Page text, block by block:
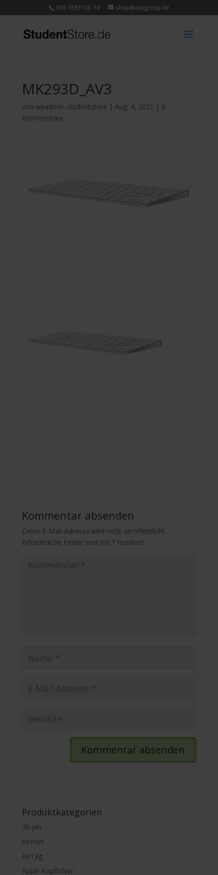
089 1893130-10 shop@acsgroup.de
MK293D_AV3
von wpadmin-studentstore | Aug. 4, 2021 | 0
Kommentare
Kommentar absenden
Deine E-Mail-Adresse wird nicht veröffentlicht.
Erforderliche Felder sind mit * markiert
Produktkategorien
30-pin
AirPort
AirTag
Apple Kopfhörer